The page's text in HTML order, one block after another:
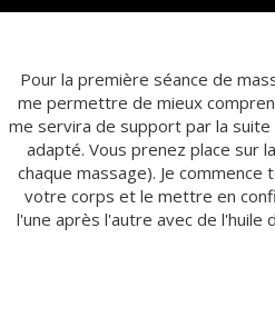
Pour la première séance de
me permettre de mieux
me servira de support par la
adapté. Vous prenez place sur
chaque massage). Je
votre corps et le mettre en
l'une après l'autre avec de